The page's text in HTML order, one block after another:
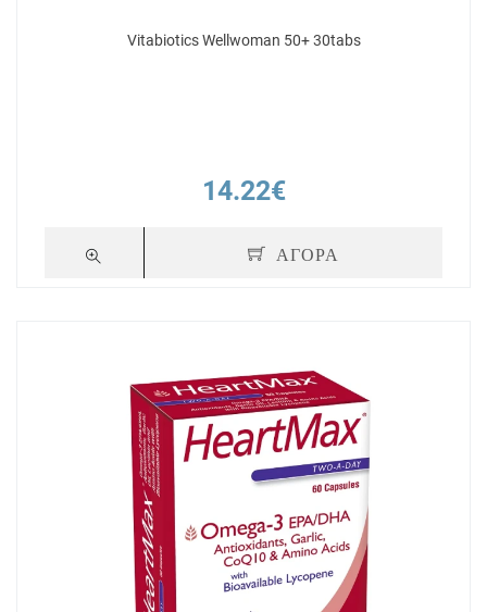
Vitabiotics Wellwoman 50+ 30tabs
14.22€
ΑΓΟΡΑ